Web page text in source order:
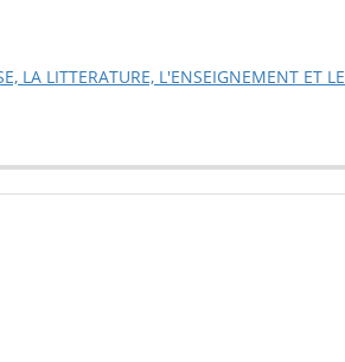
LA LITTERATURE, L'ENSEIGNEMENT ET LE